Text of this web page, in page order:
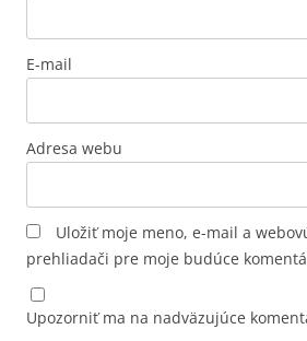
E-mail
Adresa webu
Uložiť moje meno, e-mail a
prehliadači pre moje budúce
Upozorniť ma na nadväzujúce